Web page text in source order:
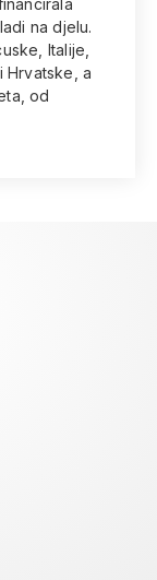
na djelu.
Italije,
Hrvatske, a
od